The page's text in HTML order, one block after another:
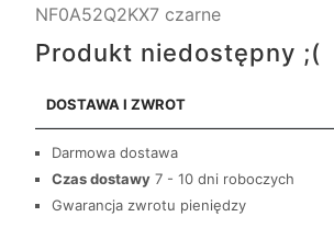
NF0A52Q2KX7 czarne
Produkt niedostępny ;(
DOSTAWA I ZWROT
Darmowa dostawa
Czas dostawy 7 - 10 dni roboczych
Gwarancja zwrotu pieniędzy